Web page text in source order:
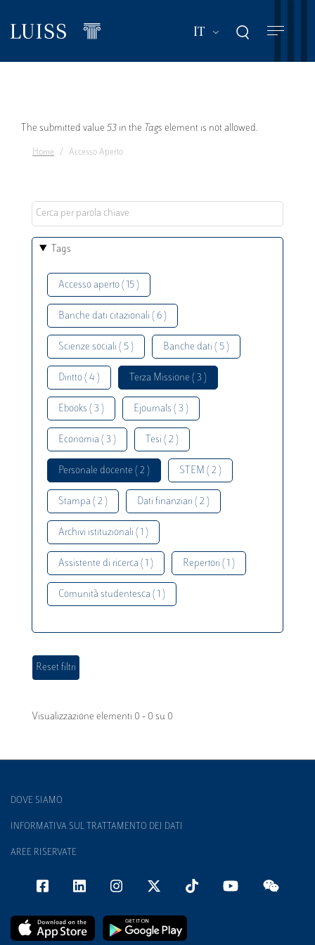
contenuto
IT Mostra ulteriori
Messaggio
di
The submitted value 53 in the Tags element is not allowed.
Home Accesso Aperto
Tags
Accesso aperto ( 15 )
Banche dati citazionali ( 6 )
Scienze sociali ( 5 ) Banche dati ( 5 )
Diritto ( 4 ) Terza Missione ( 3 )
Ebooks ( 3 ) Ejournals ( 3 )
Economia ( 3 ) Tesi ( 2 )
Personale docente ( 2 ) STEM ( 2 )
Stampa ( 2 ) Dati finanziari ( 2 )
Archivi istituzionali ( 1 )
Assistente di ricerca ( 1 ) Repertori ( 1 )
Comunità studentesca ( 1 )
Visualizzazione elementi 0 - 0 su 0
DOVE SIAMO
INFORMATIVA SUL TRATTAMENTO DEI DATI
AREE RISERVATE